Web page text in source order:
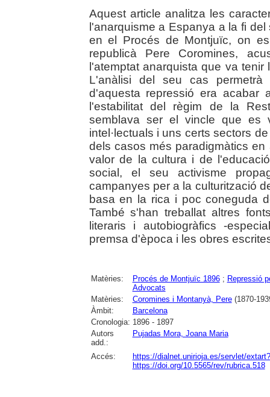
Aquest article analitza les
l'anarquisme a Espanya a la fi
en el Procés de Montjuïc, on
republicà Pere Coromines,
l'atemptat anarquista que va
L'anàlisi del seu cas permetrà
d'aquesta repressió era acabar
l'estabilitat del règim de la
semblava ser el vincle que es
intel·lectuals i uns certs sectors
dels casos més paradigmàtics
valor de la cultura i de
social, el seu activisme
campanyes per a la culturització
basa en la rica i poc coneguda
També s'han treballat altres
literaris i autobiogràfics -
premsa d'època i les obres
Matèries: Procés de Montjuïc 1896; Repressió
Advocats
Matèries:
Coromines i Montanyà, Pere(1870-
Àmbit:
Barcelona
Cronologia: 1896 - 1897
Autors
add.:
Pujadas Mora, Joana Maria
Accés:
https://dialnet.unirioja.es/servlet/
https://doi.org/10.5565/rev/rubrica.518